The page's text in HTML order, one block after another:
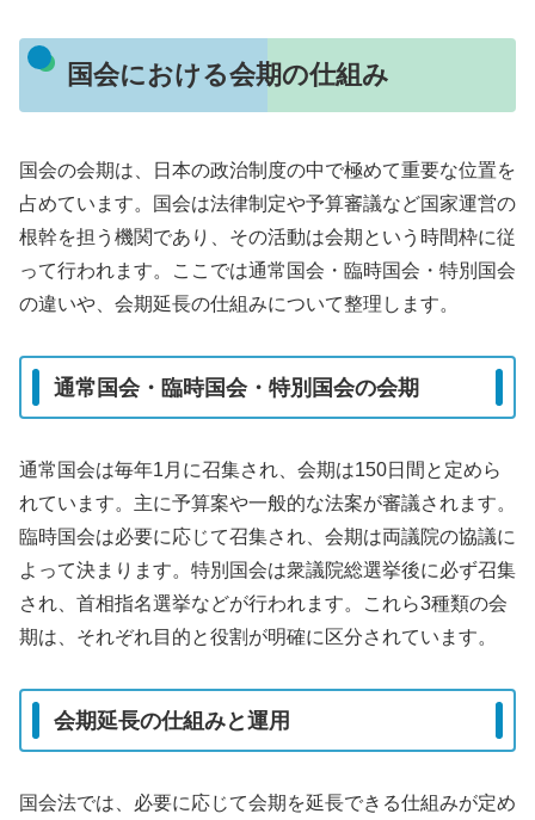
国会における会期の仕組み
国会の会期は、日本の政治制度の中で極めて重要な位置を
占めています。国会は法律制定や予算審議など国家運営の
根幹を担う機関であり、その活動は会期という時間枠に従
って行われます。ここでは通常国会・臨時国会・特別国会
の違いや、会期延長の仕組みについて整理します。
通常国会・臨時国会・特別国会の会期
通常国会は毎年1月に召集され、会期は150日間と定めら
れています。主に予算案や一般的な法案が審議されます。
臨時国会は必要に応じて召集され、会期は両議院の協議に
よって決まります。特別国会は衆議院総選挙後に必ず召集
され、首相指名選挙などが行われます。これら3種類の会
期は、それぞれ目的と役割が明確に区分されています。
会期延長の仕組みと運用
国会法では、必要に応じて会期を延長できる仕組みが定め